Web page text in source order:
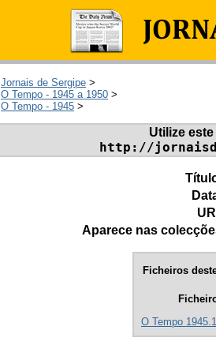
Jornais de Sergipe >
O Tempo - 1945 a 1950 >
O Tempo - 1945 >
Utilize
http://
Aparece nas
Ficheiros
O Tempo